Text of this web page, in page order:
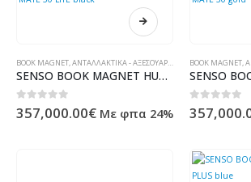
BOOK MAGNET,ΑΝΤΑΛΛΑΚΤΙΚΆ - ΑΞΕΣΟΥΆΡ ΥΠΟΛΟΓΙΣΤΏΝ - ΗΛΕΚΤΡΟΝΙΚΆ
SENSO BOOK MAGNET HUAWEI MATE 30 LITE black
0 out of 5
357,000.00€ Με φπα 24%
BOOK MAGNET,
0 out of 5